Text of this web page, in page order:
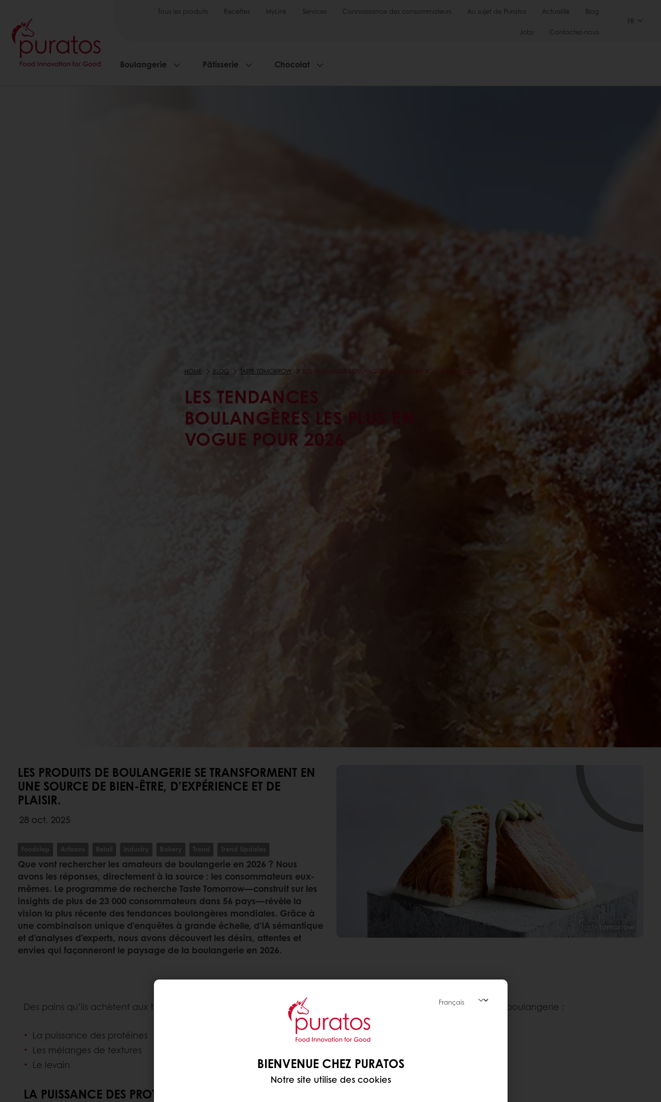
Tous les produits Recettes MyLink Services Connaissance des consommateurs Au sujet de Puratos Actualité Blog
Jobs Contactez-nous
FR
Boulangerie Pâtisserie Chocolat
HOME BLOG TASTE-TOMORROW LES TENDANCES BOULANGÈRES LES PLUS EN VOGUE POUR 2026
LES TENDANCES
BOULANGÈRES LES PLUS EN
VOGUE POUR 2026
LES PRODUITS DE BOULANGERIE SE TRANSFORMENT EN
UNE SOURCE DE BIEN-ÊTRE, D’EXPÉRIENCE ET DE
PLAISIR.
28 oct. 2025
Foodstep Artisans Retail Industry Bakery Trend Trend Updates
Que vont rechercher les amateurs de boulangerie en 2026 ? Nous
avons les réponses, directement à la source : les consommateurs eux-
mêmes. Le programme de recherche Taste Tomorrow—construit sur les
insights de plus de 23 000 consommateurs dans 56 pays—révèle la
vision la plus récente des tendances boulangères mondiales. Grâce à
une combinaison unique d’enquêtes à grande échelle, d’IA sémantique
et d’analyses d’experts, nous avons découvert les désirs, attentes et
envies qui façonneront le paysage de la boulangerie en 2026.
Des pains qu’ils achètent aux textures auxquelles ils ne peuvent résister—voici ce qui arrive dans le monde de la boulangerie :
La puissance des protéines
Les mélanges de textures
Le levain
LA PUISSANCE DES PROTÉINES
BIENVENUE CHEZ PURATOS
Notre site utilise des cookies